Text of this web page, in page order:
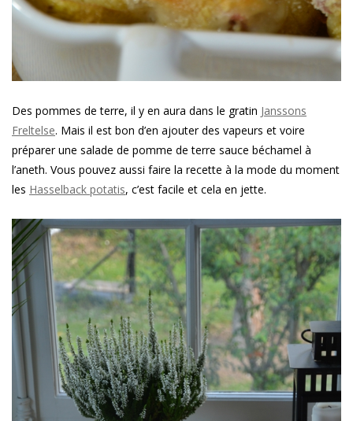
Des pommes de terre, il y en aura dans le gratin Janssons
Freltelse. Mais il est bon d’en ajouter des vapeurs et voire
préparer une salade de pomme de terre sauce béchamel à
l’aneth. Vous pouvez aussi faire la recette à la mode du moment
les Hasselback potatis, c’est facile et cela en jette.